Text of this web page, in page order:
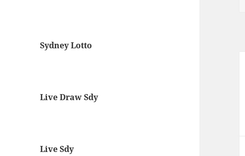
Sydney Lotto
Live Draw Sdy
Live Sdy